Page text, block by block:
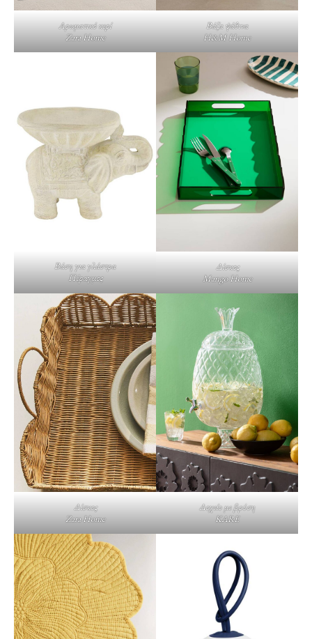
Αρωματικό κερί
Zara Home
Βάζα ψάθινα
H&M Home
Βάση για γλάστρα
Πέραγμος
Δίσκος
Mango Home
Δίσκος
Zara Home
Δοχείο με βρύση
KARE